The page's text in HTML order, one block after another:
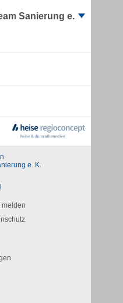
Sanierung e.
e. K.
melden